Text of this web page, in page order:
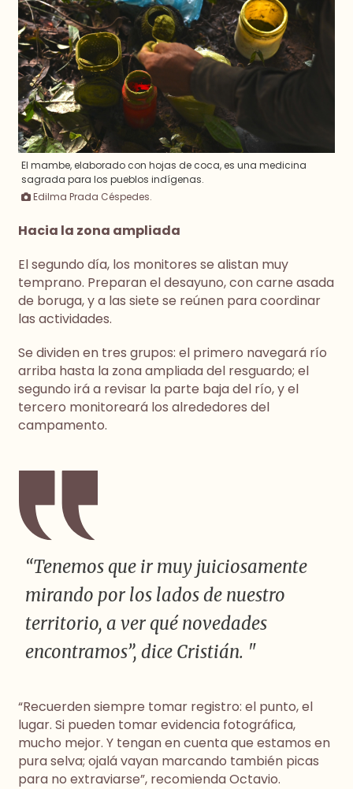
El mambe, elaborado con hojas de coca, es una medicina
sagrada para los pueblos indígenas.
Edilma Prada Céspedes.
Hacia la zona ampliada
El segundo día, los monitores se alistan muy
temprano. Preparan el desayuno, con carne asada
de boruga, y a las siete se reúnen para coordinar
las actividades.
Se dividen en tres grupos: el primero navegará río
arriba hasta la zona ampliada del resguardo; el
segundo irá a revisar la parte baja del río, y el
tercero monitoreará los alrededores del
campamento.
“Tenemos que ir muy juiciosamente
mirando por los lados de nuestro
territorio, a ver qué novedades
encontramos”, dice Cristián. "
“Recuerden siempre tomar registro: el punto, el
lugar. Si pueden tomar evidencia fotográfica,
mucho mejor. Y tengan en cuenta que estamos en
pura selva; ojalá vayan marcando también picas
para no extraviarse”, recomienda Octavio.